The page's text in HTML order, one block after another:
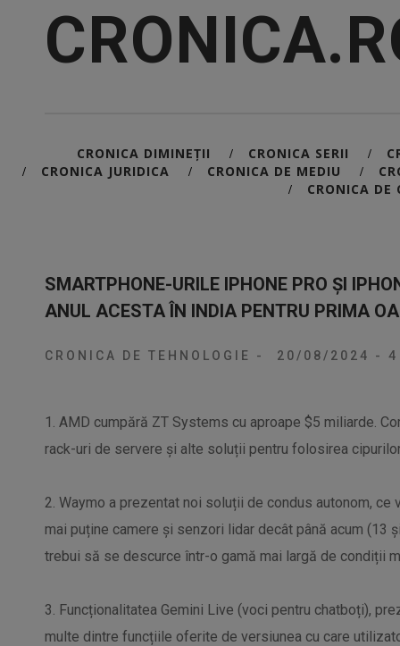
CRONICA DIMINEȚII / CRONICA SERII /
/ CRONICA JURIDICA / CRONICA DE MEDIU /
/ CRONICA DE
SMARTPHONE-URILE IPHONE PRO ȘI
ANUL ACESTA ÎN INDIA PENTRU PRIMA
CRONICA DE TEHNOLOGIE - 20/08/2024 - 4
1. AMD cumpără ZT Systems cu aproape $5 miliarde.
rack-uri de servere și alte soluții pentru folosirea
2. Waymo a prezentat noi soluții de condus autonom, ce
mai puține camere și senzori lidar decât până acum (13
trebui să se descurce într-o gamă mai largă de condiții
3. Funcționalitatea Gemini Live (voci pentru chatboți),
multe dintre funcțiile oferite de versiunea cu care